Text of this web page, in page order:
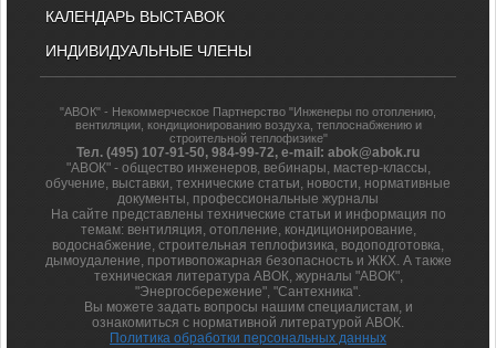
КАЛЕНДАРЬ ВЫСТАВОК
ИНДИВИДУАЛЬНЫЕ ЧЛЕНЫ
"АВОК" - Некоммерческое Партнерство "Инженеры по отоплению,
вентиляции, кондиционированию воздуха, теплоснабжению и
строительной теплофизике"
Тел. (495) 107-91-50, 984-99-72, e-mail: abok@abok.ru
"АВОК" - общество инженеров, вебинары, мастер-классы,
обучение, выставки, технические статьи, новости, нормативные
документы, профессиональные журналы
На сайте представлены технические статьи и информация по
темам: вентиляция, отопление, кондиционирование,
водоснабжение, строительная теплофизика, водоподготовка,
дымоудаление, противопожарная безопасность и ЖКХ. А также
техническая литература АВОК, журналы "АВОК",
"Энергосбережение", "Сантехника".
Вы можете задать вопросы нашим специалистам, и
ознакомиться с нормативной литературой АВОК.
Политика обработки персональных данных